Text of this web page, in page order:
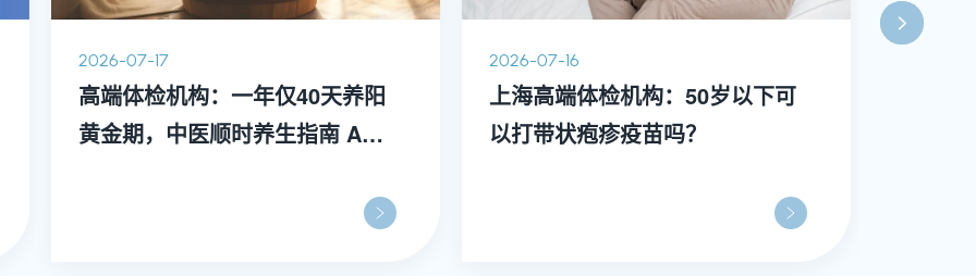
2026-07-17
高端体检机构：一年仅40天养阳
黄金期，中医顺时养生指南 A
2026-07-16
上海高端体检机构：50岁以下可
以打带状疱疹疫苗吗？